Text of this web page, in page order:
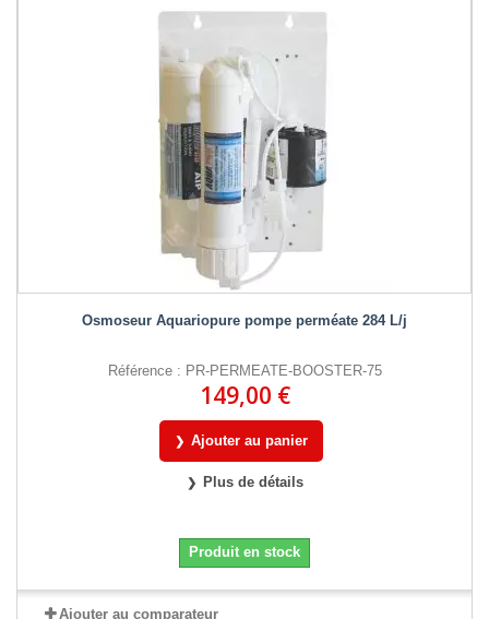
Osmoseur Aquariopure pompe perméate 284 L/j
Référence : PR-PERMEATE-BOOSTER-75
149,00 €
Ajouter au panier
Plus de détails
Produit en stock
Ajouter au comparateur